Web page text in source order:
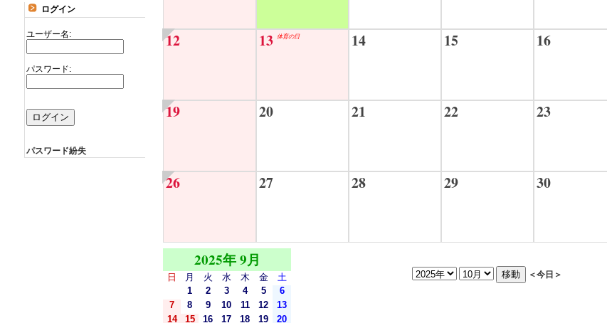
ログイン
ユーザー名:
パスワード:
パスワード紛失
12 13 体育の日 14 15 16
19 20 21 22 23
26 27 28 29 30
＜今日＞
2025年 9月
日 月 火 水 木 金
土
1
2 3 4 5
6
7
8 9 10 11 12
13
14
15 16 17 18 19 20